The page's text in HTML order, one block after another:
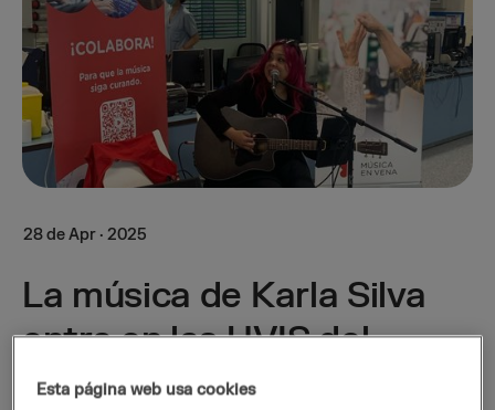
28deApr · 2025
La música de Karla Silva
entra en las UVIS del
Puerta de Hierro
Esta página web usa cookies